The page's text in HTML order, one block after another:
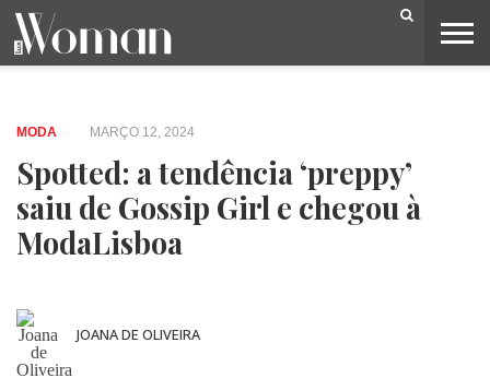
MODA MARÇO 12, 2024
Spotted: a tendência ‘preppy’
saiu de Gossip Girl e chegou à
ModaLisboa
JOANA DE OLIVEIRA